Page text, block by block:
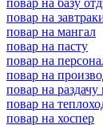
повар на
повар на мангал
повар на пасту
повар на
повар на
повар на
повар на
повар на хоспер